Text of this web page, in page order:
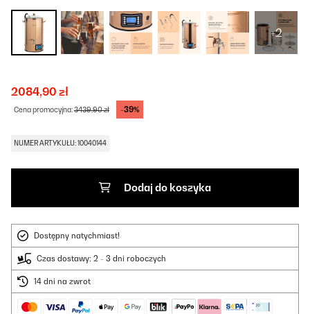
+2
2084,90 zł
Cena promocyjna:3439,90 zł -39%
NUMER ARTYKUŁU: 10040144
Dodaj do koszyka
Dostępny natychmiast!
Czas dostawy: 2 - 3 dni roboczych
14 dni na zwrot